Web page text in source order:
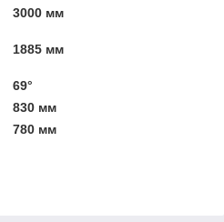
3000 мм
1885 мм
69°
830 мм
780 мм